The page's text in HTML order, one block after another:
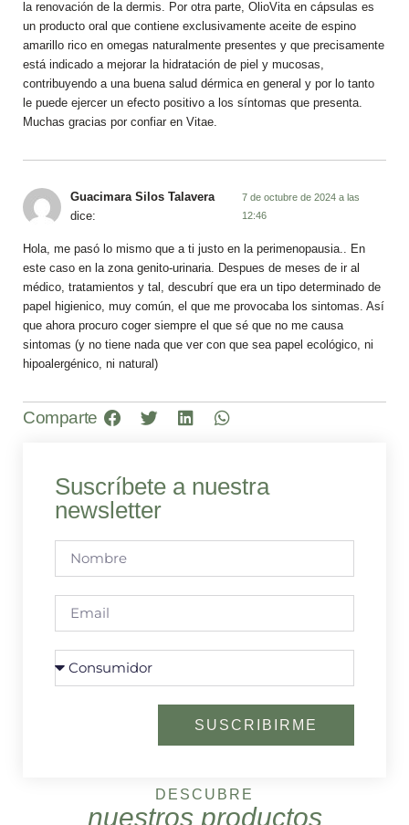
la renovación de la dermis. Por otra parte, OlioVita en cápsulas es
un producto oral que contiene exclusivamente aceite de espino
amarillo rico en omegas naturalmente presentes y que precisamente
está indicado a mejorar la hidratación de piel y mucosas,
contribuyendo a una buena salud dérmica en general y por lo tanto
le puede ejercer un efecto positivo a los síntomas que presenta.
Muchas gracias por confiar en Vitae.
Guacimara Silos Talavera
dice:
7 de octubre de 2024 a las
12:46
Hola, me pasó lo mismo que a ti justo en la perimenopausia.. En
este caso en la zona genito-urinaria. Despues de meses de ir al
médico, tratamientos y tal, descubrí que era un tipo determinado de
papel higienico, muy común, el que me provocaba los sintomas. Así
que ahora procuro coger siempre el que sé que no me causa
sintomas (y no tiene nada que ver con que sea papel ecológico, ni
hipoalergénico, ni natural)
Comparte
Suscríbete a nuestra
newsletter
SUSCRIBIRME
DESCUBRE
nuestros productos